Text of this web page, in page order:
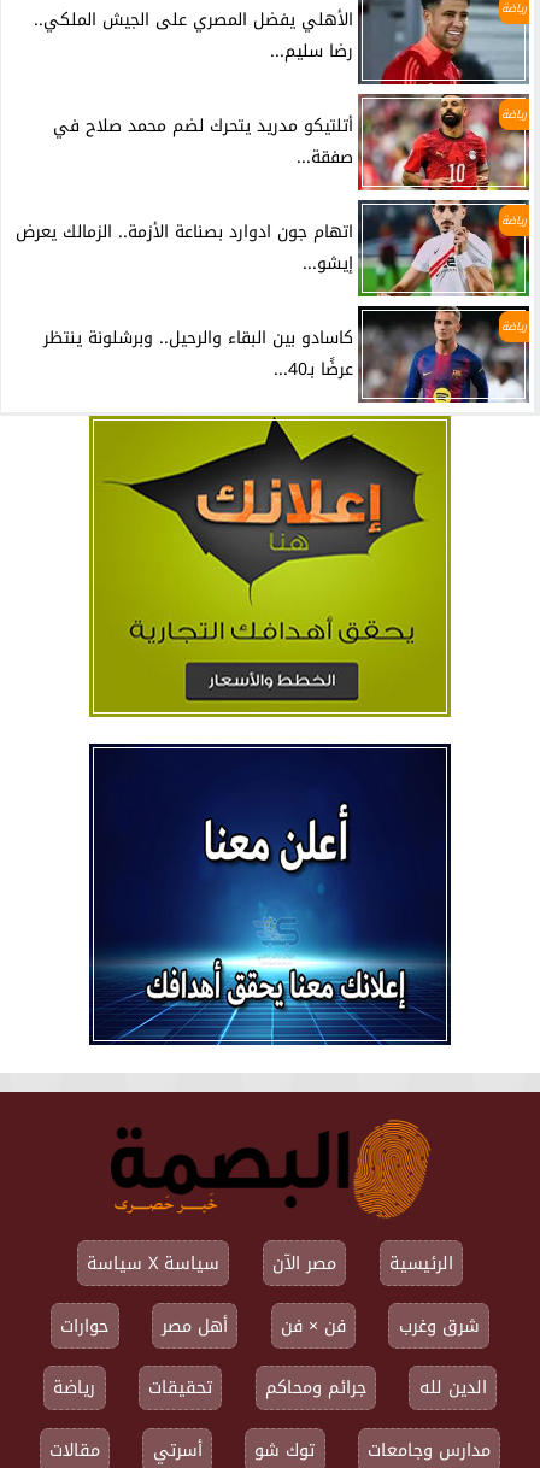
رياضة
الأهلي يفضل المصري على الجيش الملكي..
رضا سليم...
رياضة
أتلتيكو مدريد يتحرك لضم محمد صلاح في
صفقة...
رياضة
اتهام جون ادوارد بصناعة الأزمة.. الزمالك يعرض
إيشو...
رياضة
كاسادو بين البقاء والرحيل.. وبرشلونة ينتظر
عرضًا بـ40...
الرئيسية مصر الآن
سياسة X سياسة
شرق وغرب
فن × فن أهل مصر
حوارات
الدين لله
جرائم ومحاكم تحقيقات
رياضة
مدارس وجامعات
توك شو أسرتي مقالات